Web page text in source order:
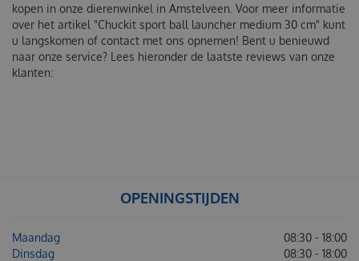
kopen in onze dierenwinkel in Amstelveen. Voor meer informatie
over het artikel "Chuckit sport ball launcher medium 30 cm" kunt
u langskomen of contact met ons opnemen! Bent u benieuwd
naar onze service? Lees hieronder de laatste reviews van onze
klanten:
OPENINGSTIJDEN
Maandag
08:30 - 18:00
Dinsdag
08:30 - 18:00